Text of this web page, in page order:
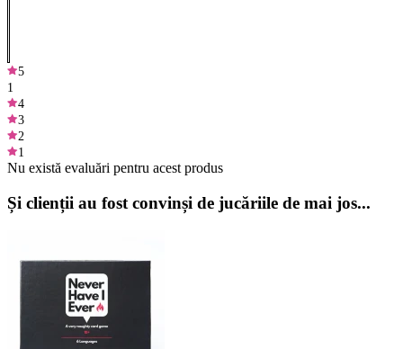
5
1
4
3
2
1
Nu există evaluări pentru acest produs
Și clienții au fost convinși de jucăriile de mai jos...